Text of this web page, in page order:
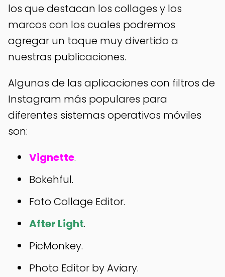
los que destacan los collages y los
marcos con los cuales podremos
agregar un toque muy divertido a
nuestras publicaciones.
Algunas de las aplicaciones con filtros de
Instagram más populares para
diferentes sistemas operativos móviles
son:
Vignette.
Bokehful.
Foto Collage Editor.
After Light.
PicMonkey.
Photo Editor by Aviary.